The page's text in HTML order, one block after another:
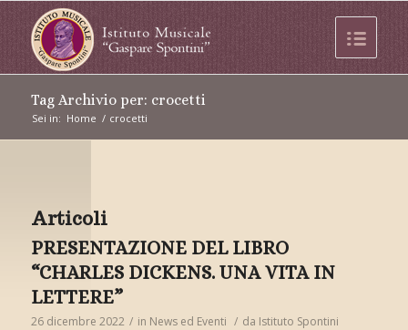
Tag Archivio per: crocetti
Sei in: Home / crocetti
Articoli
PRESENTAZIONE DEL LIBRO
“CHARLES DICKENS. UNA VITA IN
LETTERE”
26 dicembre 2022 / in News ed Eventi / da Istituto Spontini